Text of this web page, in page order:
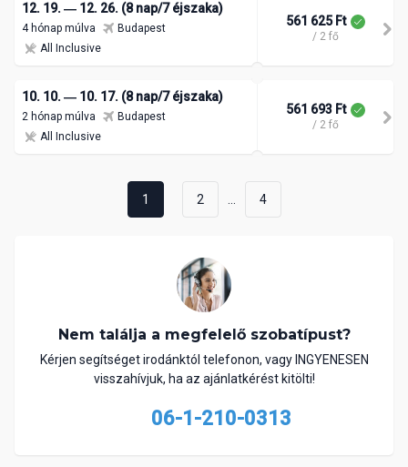
12. 19. ― 12. 26. (8 nap/7 éjszaka)
4 hónap múlva
Budapest
All Inclusive
561 625 Ft
/ 2 fő
10. 10. ― 10. 17. (8 nap/7 éjszaka)
2 hónap múlva
Budapest
All Inclusive
561 693 Ft
/ 2 fő
1 2 4
Nem találja a megfelelő szobatípust?
Kérjen segítséget irodánktól telefonon, vagy INGYENESEN
visszahívjuk, ha az ajánlatkérést kitölti!
06-1-210-0313